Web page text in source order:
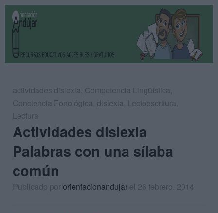
actividades dislexia, Competencia Lingüística,
Conciencia Fonológica, dislexia, Lectoescritura,
Lectura
Actividades dislexia
Palabras con una sílaba
común
Publicado pororientacionandujar el 26 febrero, 2014